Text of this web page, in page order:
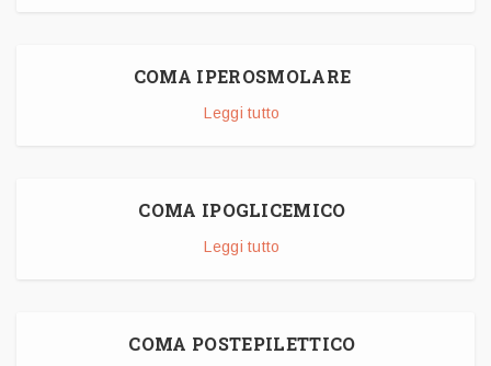
COMA IPEROSMOLARE
Leggi tutto
COMA IPOGLICEMICO
Leggi tutto
COMA POSTEPILETTICO